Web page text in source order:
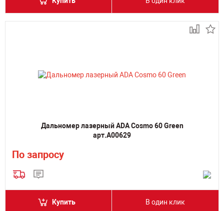
Дальномер лазерный ADA Cosmo 60 Green
арт.А00629
По запросу
Купить В один клик